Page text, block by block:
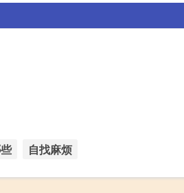
自找麻烦